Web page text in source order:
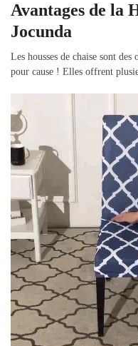
Avantages de la
Jocunda
Les housses de chaise sont
pour cause ! Elles offrent